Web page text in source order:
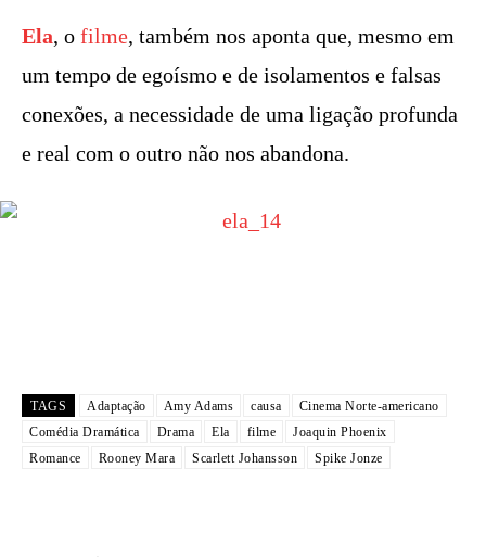
Ela, o filme, também nos aponta que, mesmo em
um tempo de egoísmo e de isolamentos e falsas
conexões, a necessidade de uma ligação profunda
e real com o outro não nos abandona.
TAGS Adaptação Amy Adams causa
Cinema Norte-americano
Comédia Dramática
Drama Ela filme
Joaquin Phoenix
Romance
Rooney Mara Scarlett Johansson Spike Jonze